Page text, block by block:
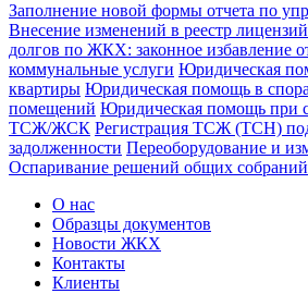
Заполнение новой формы отчета по
Внесение изменений в реестр
долгов по ЖКХ: законное избавление
коммунальные услуги Юридическая
квартиры Юридическая помощь в
помещений Юридическая помощь при
ТСЖ/ЖСК Регистрация ТСЖ (ТСН)
задолженности Переоборудование и
Оспаривание решений общих собраний
О нас
Образцы документов
Новости ЖКХ
Контакты
Клиенты